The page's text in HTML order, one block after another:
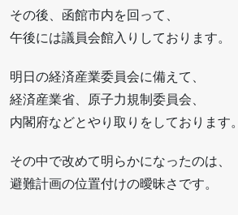
その後、函館市内を回って、
午後には議員会館入りしております。
明日の経済産業委員会に備えて、
経済産業省、原子力規制委員会、
内閣府などとやり取りをしております。
その中で改めて明らかになったのは、
避難計画の位置付けの曖昧さです。